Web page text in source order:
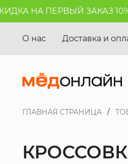
НА ПЕРВЫЙ ЗАКАЗ 10%!*
О нас Доставка и
ГЛАВНАЯ СТРАНИЦА